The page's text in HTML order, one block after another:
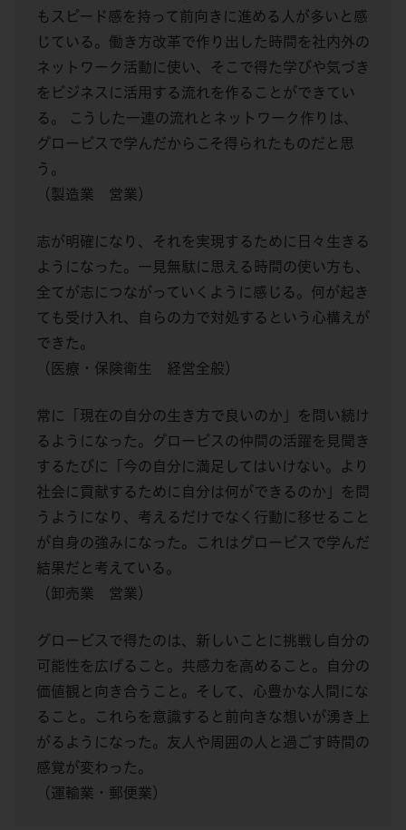
もスピード感を持って前向きに進める人が多いと感
じている。働き方改革で作り出した時間を社内外の
ネットワーク活動に使い、そこで得た学びや気づき
をビジネスに活用する流れを作ることができてい
る。 こうした一連の流れとネットワーク作りは、
グロービスで学んだからこそ得られたものだと思
う。
（製造業 営業）
志が明確になり、それを実現するために日々生きる
ようになった。一見無駄に思える時間の使い方も、
全てが志につながっていくように感じる。何が起き
ても受け入れ、自らの力で対処するという心構えが
できた。
（医療・保険衛生 経営全般）
常に「現在の自分の生き方で良いのか」を問い続け
るようになった。グロービスの仲間の活躍を見聞き
するたびに「今の自分に満足してはいけない。より
社会に貢献するために自分は何ができるのか」を問
うようになり、考えるだけでなく行動に移せること
が自身の強みになった。これはグロービスで学んだ
結果だと考えている。
（卸売業 営業）
グロービスで得たのは、新しいことに挑戦し自分の
可能性を広げること。共感力を高めること。自分の
価値観と向き合うこと。そして、心豊かな人間にな
ること。これらを意識すると前向きな想いが湧き上
がるようになった。友人や周囲の人と過ごす時間の
感覚が変わった。
（運輸業・郵便業）